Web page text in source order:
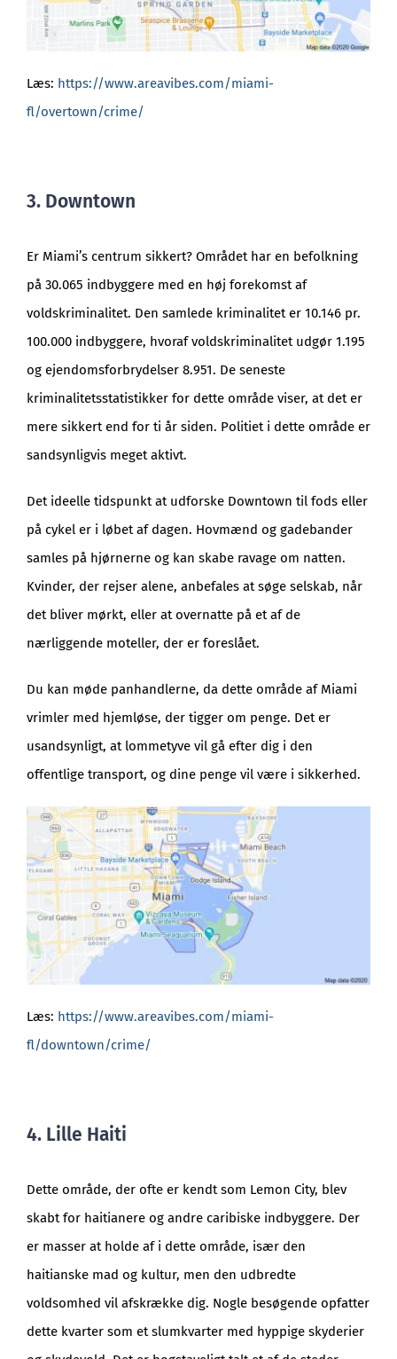
Læs: https://www.areavibes.com/miami-
fl/overtown/crime/
3. Downtown
Er Miami’s centrum sikkert? Området har en befolkning
på 30.065 indbyggere med en høj forekomst af
voldskriminalitet. Den samlede kriminalitet er 10.146 pr.
100.000 indbyggere, hvoraf voldskriminalitet udgør 1.195
og ejendomsforbrydelser 8.951. De seneste
kriminalitetsstatistikker for dette område viser, at det er
mere sikkert end for ti år siden. Politiet i dette område er
sandsynligvis meget aktivt.
Det ideelle tidspunkt at udforske Downtown til fods eller
på cykel er i løbet af dagen. Hovmænd og gadebander
samles på hjørnerne og kan skabe ravage om natten.
Kvinder, der rejser alene, anbefales at søge selskab, når
det bliver mørkt, eller at overnatte på et af de
nærliggende moteller, der er foreslået.
Du kan møde panhandlerne, da dette område af Miami
vrimler med hjemløse, der tigger om penge. Det er
usandsynligt, at lommetyve vil gå efter dig i den
offentlige transport, og dine penge vil være i sikkerhed.
Læs: https://www.areavibes.com/miami-
fl/downtown/crime/
4. Lille Haiti
Dette område, der ofte er kendt som Lemon City, blev
skabt for haitianere og andre caribiske indbyggere. Der
er masser at holde af i dette område, især den
haitianske mad og kultur, men den udbredte
voldsomhed vil afskrække dig. Nogle besøgende opfatter
dette kvarter som et slumkvarter med hyppige skyderier